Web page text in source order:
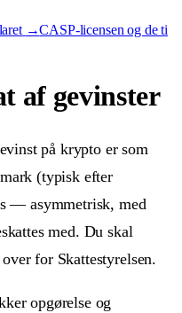
→CASP-licensen og de ti
af gevinster
på krypto er som
(typisk efter
— asymmetrisk, med
med. Du skal
for Skattestyrelsen.
opgørelse og